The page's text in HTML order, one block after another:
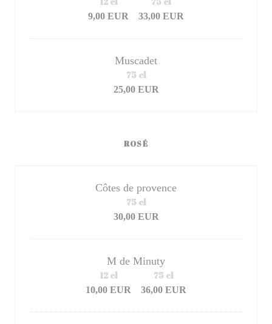
9,00 EUR 33,00 EUR
Muscadet
25,00 EUR
75 cl
ROSÉ
Côtes de provence
30,00 EUR
75 cl
M de Minuty
10,00 EUR
12 cl
36,00 EUR
75 cl